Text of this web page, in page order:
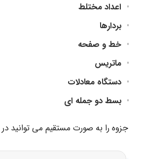
اعداد مختلط
بردارها
خط و صفحه
ماتریس
دستگاه معادلات
بسط دو جمله ای
جزوه را به صورت مستقیم می توانید در